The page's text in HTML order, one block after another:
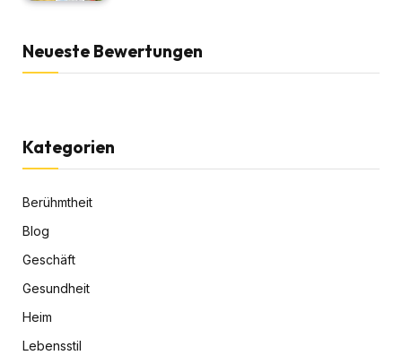
Neueste Bewertungen
Kategorien
Berühmtheit
Blog
Geschäft
Gesundheit
Heim
Lebensstil